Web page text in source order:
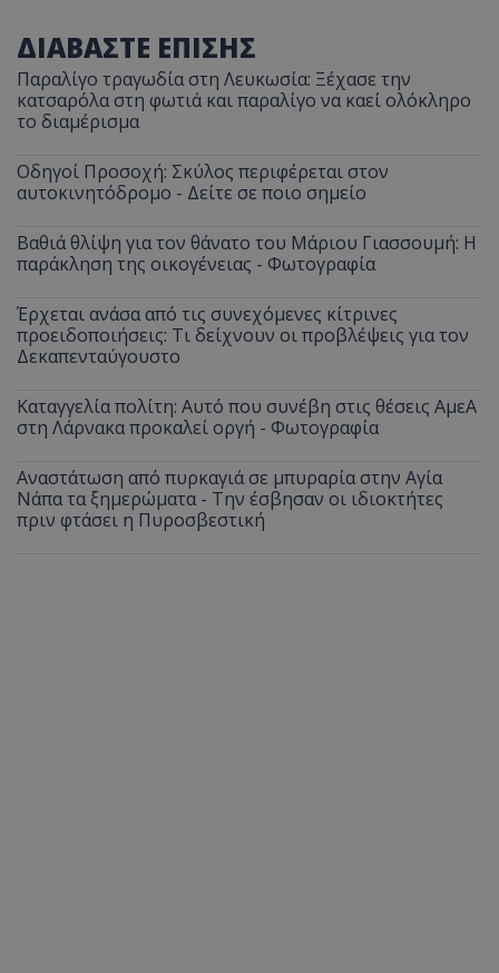
ΔΙΑΒΑΣΤΕ ΕΠΙΣΗΣ
Παραλίγο τραγωδία στη Λευκωσία: Ξέχασε την
κατσαρόλα στη φωτιά και παραλίγο να καεί ολόκληρο
το διαμέρισμα
Οδηγοί Προσοχή: Σκύλος περιφέρεται στον
αυτοκινητόδρομο - Δείτε σε ποιο σημείο
Βαθιά θλίψη για τον θάνατο του Μάριου Γιασσουμή: Η
παράκληση της οικογένειας - Φωτογραφία
Έρχεται ανάσα από τις συνεχόμενες κίτρινες
προειδοποιήσεις: Τι δείχνουν οι προβλέψεις για τον
Δεκαπενταύγουστο
Καταγγελία πολίτη: Αυτό που συνέβη στις θέσεις ΑμεΑ
στη Λάρνακα προκαλεί οργή - Φωτογραφία
Αναστάτωση από πυρκαγιά σε μπυραρία στην Αγία
Νάπα τα ξημερώματα - Την έσβησαν οι ιδιοκτήτες
πριν φτάσει η Πυροσβεστική